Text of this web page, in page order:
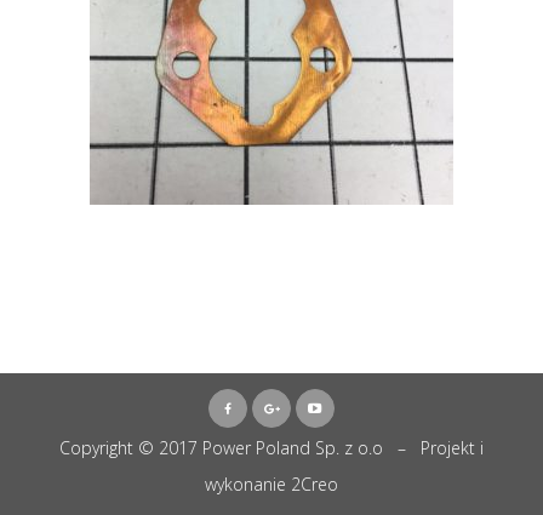
Copyright © 2017 Power Poland Sp. z o.o – Projekt i
wykonanie 2Creo